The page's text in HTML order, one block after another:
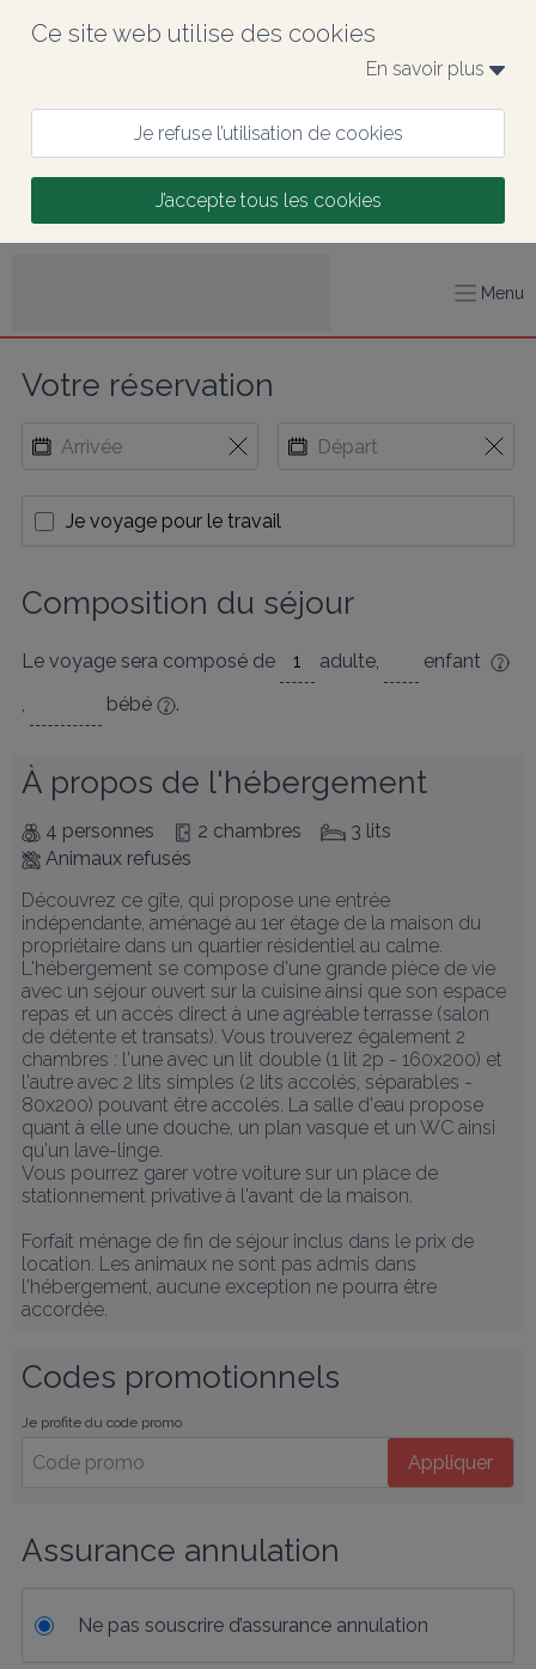
Ce site web utilise des cookies
En savoir plus
Je refuse l’utilisation de cookies
J’accepte tous les cookies
Menu
Votre réservation
Je voyage pour le travail
Composition du séjour
Le voyage sera composé de adulte,
enfant
,
bébé .
À propos de l'hébergement
4 personnes 2 chambres
3 lits
Animaux refusés
Découvrez ce gîte, qui propose une entrée
indépendante, aménagé au 1er étage de la maison du
propriétaire dans un quartier résidentiel au calme.
L'hébergement se compose d'une grande pièce de vie
avec un séjour ouvert sur la cuisine ainsi que son espace
repas et un accès direct à une agréable terrasse (salon
de détente et transats). Vous trouverez également 2
chambres : l'une avec un lit double (1 lit 2p - 160x200) et
l'autre avec 2 lits simples (2 lits accolés, séparables -
80x200) pouvant être accolés. La salle d'eau propose
quant à elle une douche, un plan vasque et un WC ainsi
qu'un lave-linge.
Vous pourrez garer votre voiture sur un place de
stationnement privative à l'avant de la maison.
Forfait ménage de fin de séjour inclus dans le prix de
location. Les animaux ne sont pas admis dans
l'hébergement, aucune exception ne pourra être
accordée.
Codes promotionnels
Je profite du code promo
Appliquer
Assurance annulation
Ne pas souscrire d’assurance annulation